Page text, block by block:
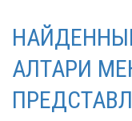
АЛТАРИ